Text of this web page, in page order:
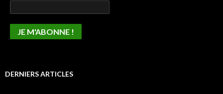
DERNIERS ARTICLES